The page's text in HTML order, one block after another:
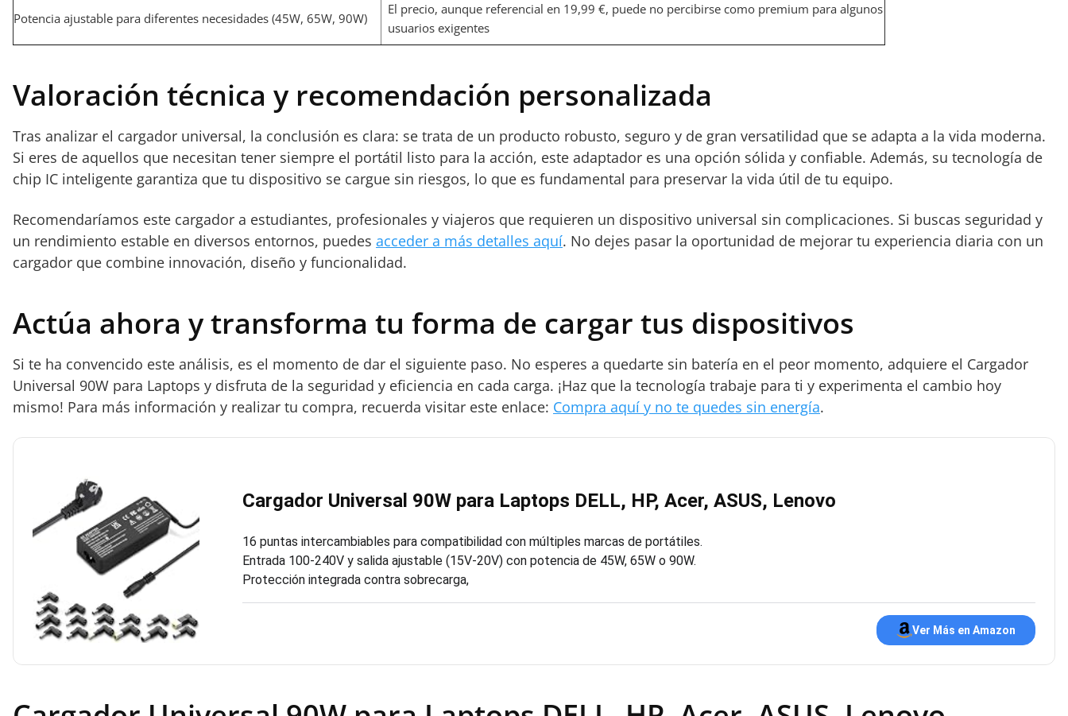
Potencia ajustable para diferentes necesidades (45W, 65W, 90W)
El precio, aunque referencial en 19,99 €, puede no percibirse como premium para algunos
usuarios exigentes
Valoración técnica y recomendación personalizada
Tras analizar el cargador universal, la conclusión es clara: se trata de un producto robusto, seguro y de gran versatilidad que se adapta a la vida moderna.
Si eres de aquellos que necesitan tener siempre el portátil listo para la acción, este adaptador es una opción sólida y confiable. Además, su tecnología de
chip IC inteligente garantiza que tu dispositivo se cargue sin riesgos, lo que es fundamental para preservar la vida útil de tu equipo.
Recomendaríamos este cargador a estudiantes, profesionales y viajeros que requieren un dispositivo universal sin complicaciones. Si buscas seguridad y
un rendimiento estable en diversos entornos, puedes acceder a más detalles aquí. No dejes pasar la oportunidad de mejorar tu experiencia diaria con un
cargador que combine innovación, diseño y funcionalidad.
Actúa ahora y transforma tu forma de cargar tus dispositivos
Si te ha convencido este análisis, es el momento de dar el siguiente paso. No esperes a quedarte sin batería en el peor momento, adquiere el Cargador
Universal 90W para Laptops y disfruta de la seguridad y eficiencia en cada carga. ¡Haz que la tecnología trabaje para ti y experimenta el cambio hoy
mismo! Para más información y realizar tu compra, recuerda visitar este enlace: Compra aquí y no te quedes sin energía.
Cargador Universal 90W para Laptops DELL, HP, Acer, ASUS, Lenovo
16 puntas intercambiables para compatibilidad con múltiples marcas de portátiles.
Entrada 100-240V y salida ajustable (15V-20V) con potencia de 45W, 65W o 90W.
Protección integrada contra sobrecarga,
Ver Más en Amazon